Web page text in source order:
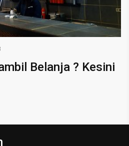
Belanja ? Kesini